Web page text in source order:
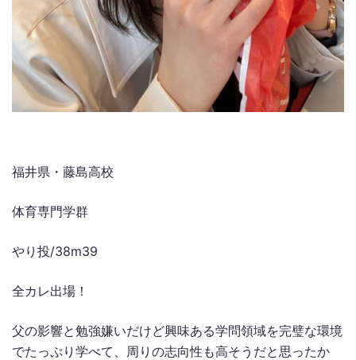
福井県・藤島高校
体育専門学群
やり投/38m39
全カレ出場！
父の影響と勉強嫌いだけど興味ある学問領域を完璧な環境
でたっぷり学べて、周りの志向性も高そうだと思ったか